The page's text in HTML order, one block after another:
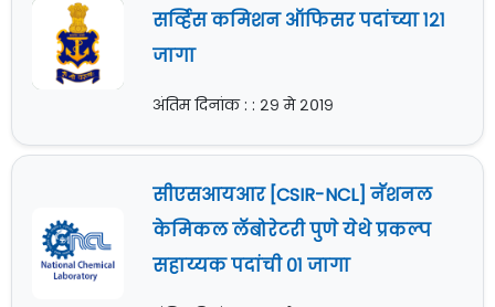
सर्व्हिस कमिशन ऑफिसर पदांच्या १२१
जागा
अंतिम दिनांक : : २९ मे २०१९
सीएसआयआर [CSIR-NCL] नॅशनल
केमिकल लॅबोरेटरी पुणे येथे प्रकल्प
सहाय्यक पदांची ०१ जागा